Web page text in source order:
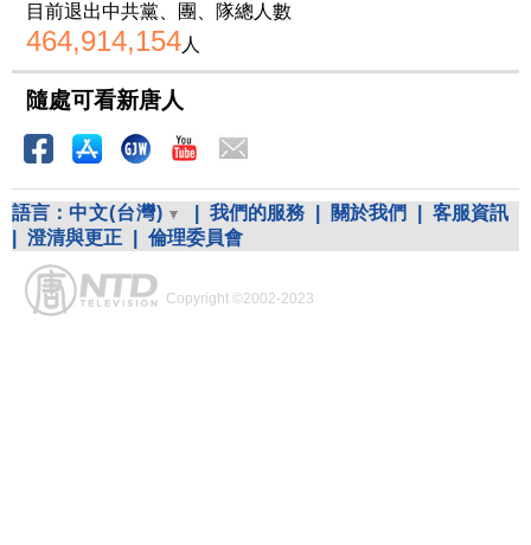
目前退出中共黨、團、隊總人數
464,914,154人
隨處可看新唐人
語言： 中文(台灣) 我們的服務 關於我們
客服資訊
澄清與更正 倫理委員會
Copyright ©2002-2023